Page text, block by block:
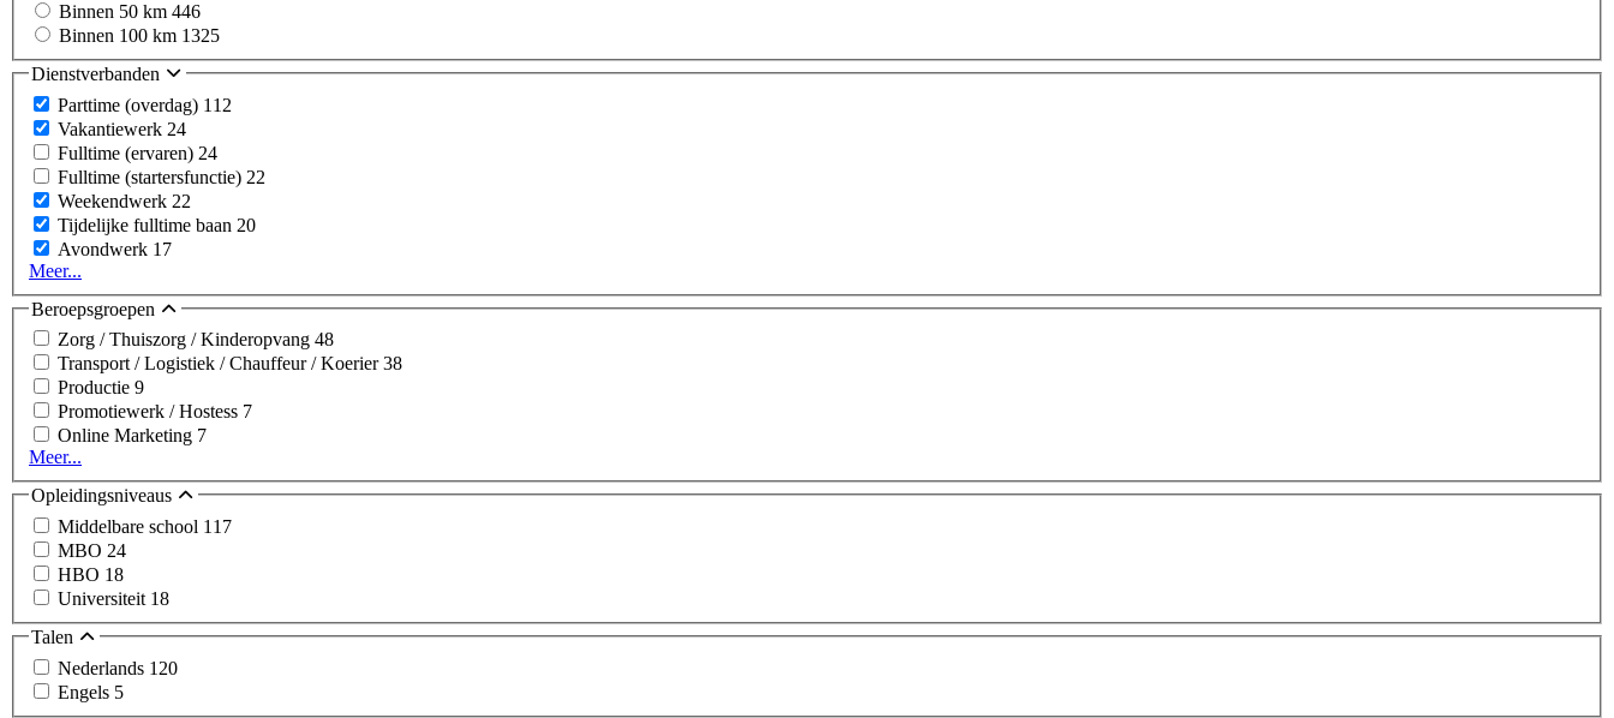
Binnen 50 km 446
Binnen 100 km 1325
Dienstverbanden
Parttime (overdag) 112
Vakantiewerk 24
Fulltime (ervaren) 24
Fulltime (startersfunctie) 22
Weekendwerk 22
Tijdelijke fulltime baan 20
Avondwerk 17
Meer...
Beroepsgroepen
Zorg / Thuiszorg / Kinderopvang 48
Transport / Logistiek / Chauffeur / Koerier38
Productie 9
Promotiewerk / Hostess 7
Online Marketing 7
Meer...
Opleidingsniveaus
Middelbare school 117
MBO 24
HBO 18
Universiteit 18
Talen
Nederlands 120
Engels 5